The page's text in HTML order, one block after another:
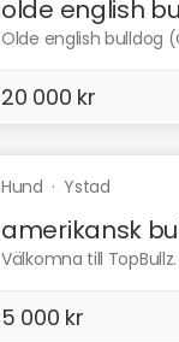
olde english
Olde english bulldog
20 000 kr
Hund ·Ystad
amerikansk
Välkomna till
5 000 kr